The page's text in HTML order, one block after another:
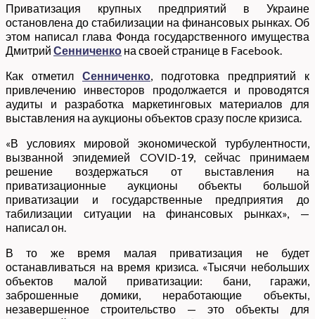
Приватизация крупных предприятий в Украине
остановлена до стабилизации на финансовых рынках. Об
этом написал глава Фонда государственного имущества
Дмитрий Сенниченко на своей странице в Facebook.
Как отметил Сенниченко , подготовка предприятий к
привлечению инвесторов продолжается и проводятся
аудиты и разработка маркетинговых материалов для
выставления на аукционы объектов сразу после кризиса.
«В условиях мировой экономической турбулентности,
вызванной эпидемией COVID-19, сейчас принимаем
решение воздержаться от выставления на
приватизационные аукционы объекты большой
приватизации и государственные предприятия до
табилизации ситуации на финансовых рынках», —
написал он.
В то же время малая приватизация не будет
останавливаться на время кризиса. «Тысячи небольших
объектов малой приватизации: бани, гаражи,
заброшенные домики, неработающие объекты,
незавершенное строительство — это объекты для